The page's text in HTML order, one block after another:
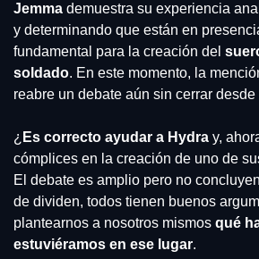
Jemma demuestra su experiencia
y determinando que están en
fundamental para la creación del
soldado. En este momento, la
reabre un debate aún sin cerrar desde
¿ Es correcto ayudar a Hydra y,
cómplices en la creación de uno de
El debate es amplio pero no
de dividen, todos tienen buenos
plantearnos a nosotros mismos qué
estuviéramos en ese lugar.